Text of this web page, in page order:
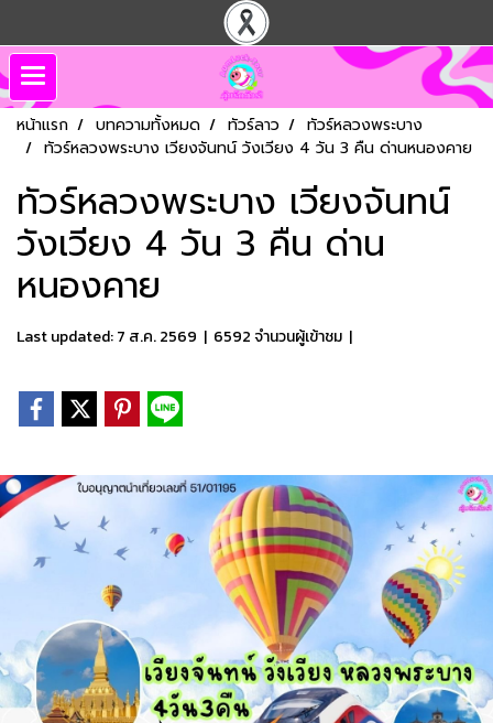
หน้าแรก บทความทั้งหมด ทัวร์ลาว
ทัวร์หลวงพระบาง
ทัวร์หลวงพระบาง เวียงจันทน์ วังเวียง 4 วัน 3 คืน ด่านหนองคาย
ทัวร์หลวงพระบาง เวียงจันทน์
วังเวียง 4 วัน 3 คืน ด่าน
หนองคาย
Last updated: 7 ส.ค. 2569 | 6592 จำนวนผู้เข้าชม |